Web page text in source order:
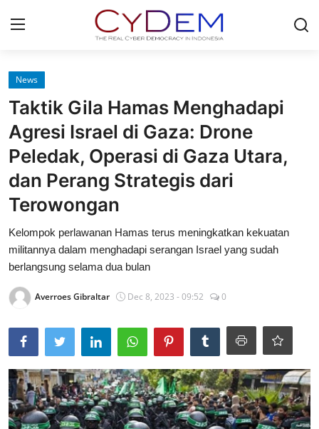
Home
News
Contact
Politik
Redaksi
Olahraga
Nasional
Lainya
News
Taktik Gila Hamas Menghadapi
Agresi Israel di Gaza: Drone
Peledak, Operasi di Gaza Utara,
dan Perang Strategis dari
Terowongan
Kelompok perlawanan Hamas terus meningkatkan kekuatan
militannya dalam menghadapi serangan Israel yang sudah
berlangsung selama dua bulan
Averroes Gibraltar Dec 8, 2023 - 09:52 0